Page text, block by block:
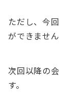
ただし、今
ができません
次回以降の
す。